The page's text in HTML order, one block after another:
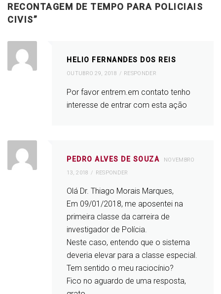
RECONTAGEM DE TEMPO PARA POLICIAIS
CIVIS”
HELIO FERNANDES DOS REIS
OUTUBRO 29, 2018 RESPONDER
Por favor entrem.em contato tenho
interesse de entrar com esta ação
PEDRO ALVES DE SOUZA
NOVEMBRO
13, 2018
RESPONDER
Olá Dr. Thiago Morais Marques,
Em 09/01/2018, me aposentei na
primeira classe da carreira de
investigador de Polícia.
Neste caso, entendo que o sistema
deveria elevar para a classe especial.
Tem sentido o meu raciocínio?
Fico no aguardo de uma resposta,